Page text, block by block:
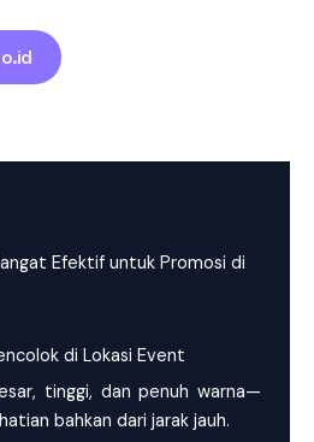
Efektif untuk Promosi di
di Lokasi Event
tinggi, dan penuh warna—
bahkan dari jarak jauh.